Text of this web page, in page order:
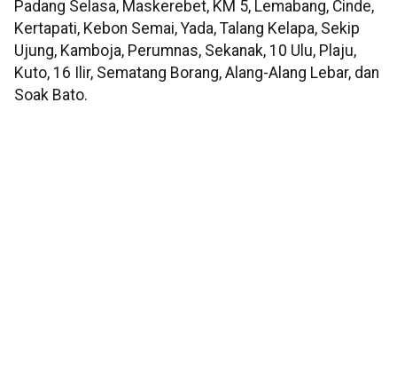
Padang Selasa, Maskerebet, KM 5, Lemabang, Cinde,
Kertapati, Kebon Semai, Yada, Talang Kelapa, Sekip
Ujung, Kamboja, Perumnas, Sekanak, 10 Ulu, Plaju,
Kuto, 16 Ilir, Sematang Borang, Alang-Alang Lebar, dan
Soak Bato.